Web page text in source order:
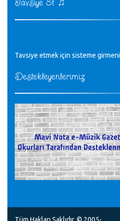
Tavsiye Et ♫
Tavsiye etmek için sisteme
Destekleyenlerimiz